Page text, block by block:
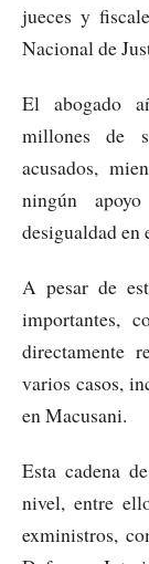
jueces y
Nacional de
El abogado
millones de
acusados,
ningún
desigualdad en
A pesar de
importantes,
directamente
varios casos,
en Macusani.
Esta cadena
nivel, entre
exministros,